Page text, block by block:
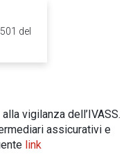
del
vigilanza dell’IVASS.
assicurativi e
link